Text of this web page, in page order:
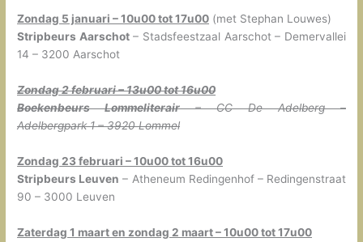
Zondag 5 januari – 10u00 tot 17u00 (met Stephan Louwes)
Stripbeurs Aarschot– Stadsfeestzaal Aarschot – Demervallei
14 – 3200 Aarschot
Zondag 2 februari – 13u00 tot 16u00
Boekenbeurs Lommeliterair– CC De Adelberg –
Adelbergpark 1 – 3920 Lommel
Zondag 23 februari – 10u00 tot 16u00
Stripbeurs Leuven – Atheneum Redingenhof – Redingenstraat
90 – 3000 Leuven
Zaterdag 1 maart en zondag 2 maart – 10u00 tot 17u00